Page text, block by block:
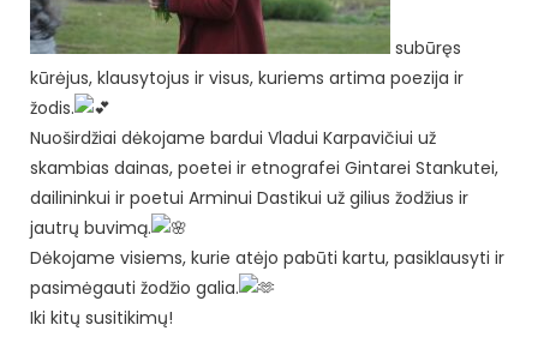
subūręs
kūrėjus, klausytojus ir visus, kuriems artima poezija ir
žodis.
Nuoširdžiai dėkojame bardui Vladui Karpavičiui už
skambias dainas, poetei ir etnografei Gintarei Stankutei,
dailininkui ir poetui Arminui Dastikui už gilius žodžius ir
jautrų buvimą.
Dėkojame visiems, kurie atėjo pabūti kartu, pasiklausyti ir
pasimėgauti žodžio galia.
Iki kitų susitikimų!